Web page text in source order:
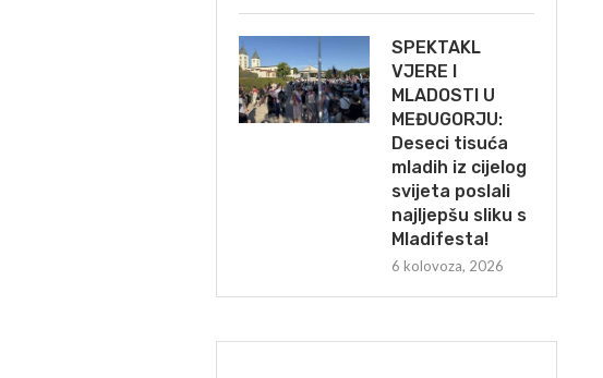
SPEKTAKL
VJERE I
MLADOSTI U
MEĐUGORJU:
Deseci tisuća
mladih iz cijelog
svijeta poslali
najljepšu sliku s
Mladifesta!
6 kolovoza, 2026